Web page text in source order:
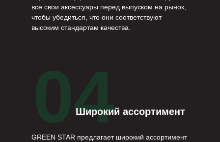
все свои аксессуары перед выпуском на рынок,
чтобы убедиться, что они соответствуют
высоким стандартам качества.
04Широкий ассортимент
GREEN STAR предлагает широкий ассортимент